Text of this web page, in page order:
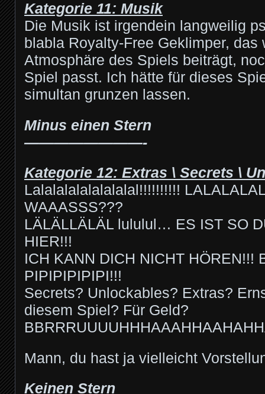
Kategorie 11: Musik
Die Musik ist irgendein langweilig
blabla Royalty-Free Geklimper, das
Atmosphäre des Spiels beiträgt,
Spiel passt. Ich hätte für dieses
simultan grunzen lassen.
Minus einen Stern
————————-
Kategorie 12: Extras \ Secrets \
Lalalalalalalalalal!!!!!!!!!!
WAAASSS???
LÄLÄLLÄLÄL lululul… ES IST SO
HIER!!!
ICH KANN DICH NICHT HÖREN!!!
PIPIPIPIPIPI!!!
Secrets? Unlockables? Extras?
diesem Spiel? Für Geld?
Mann, du hast ja vielleicht
Keinen Stern